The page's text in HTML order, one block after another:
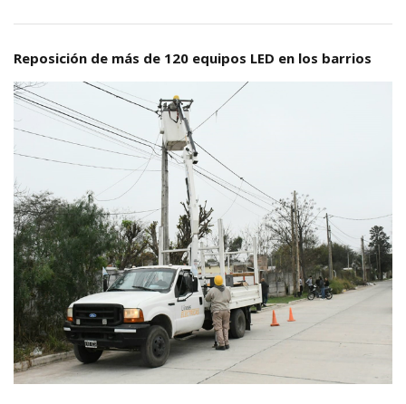
Reposición de más de 120 equipos LED en los barrios